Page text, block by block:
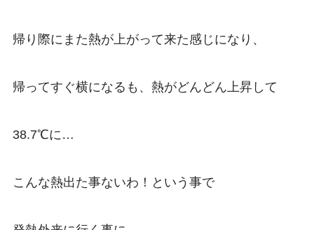
帰り際にまた熱が上がって来た感じになり、
帰ってすぐ横になるも、熱がどんどん上昇して
38.7℃に…
こんな熱出た事ないわ！という事で